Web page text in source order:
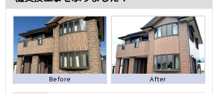
Before After